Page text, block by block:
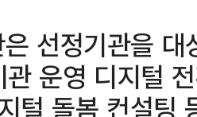
은 선정기관을
운영 디지털
털 돌봄 컨설팅